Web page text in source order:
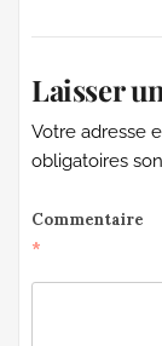
Laisser
Votre adresse
obligatoires
Commentaire
*